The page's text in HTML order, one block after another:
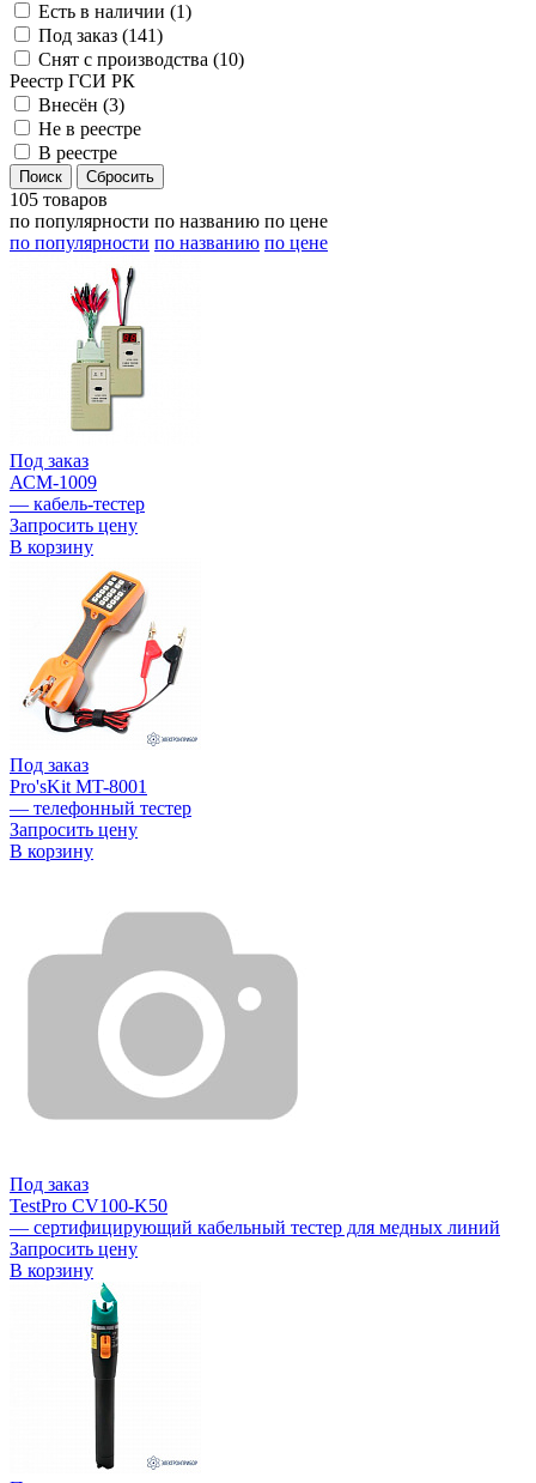
Есть в наличии (1)
Под заказ (141)
Снят с производства (10)
Реестр ГСИ РК
Внесён (3)
Не в реестре
В реестре
105 товаров
по популярности по названию по цене
по популярности по названию по цене
Под заказ
АСМ-1009
— кабель-тестер
Запросить цену
В корзину
Под заказ
Pro'sKit MT-8001
— телефонный тестер
Запросить цену
В корзину
Под заказ
TestPro CV100-K50
— сертифицирующий кабельный тестер для медных линий
Запросить цену
В корзину